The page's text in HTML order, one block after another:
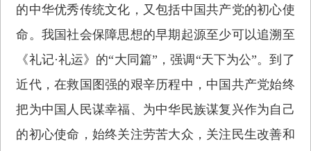
的中华优秀传统文化，又包括中国共产党的初心使
命。我国社会保障思想的早期起源至少可以追溯至
《礼记·礼运》的“大同篇”，强调“天下为公”。到了
近代，在救国图强的艰辛历程中，中国共产党始终
把为中国人民谋幸福、为中华民族谋复兴作为自己
的初心使命，始终关注劳苦大众，关注民生改善和